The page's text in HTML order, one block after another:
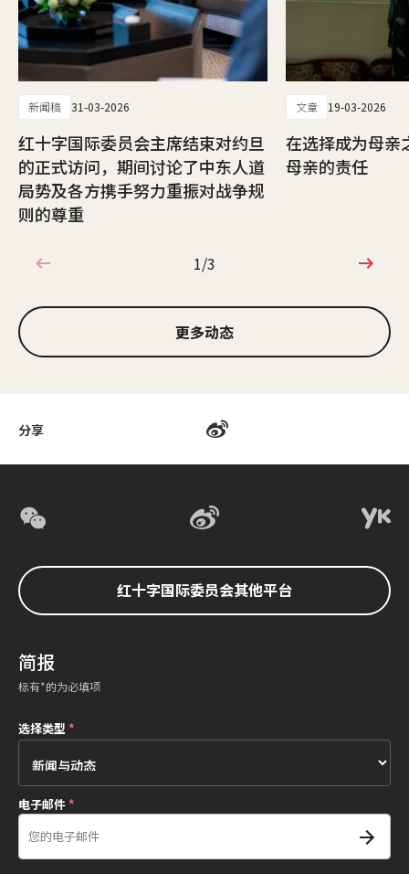
分享
新闻稿 31-03-2026
红十字国际委员会主席结束对约旦
的正式访问，期间讨论了中东人道
局势及各方携手努力重振对战争规
则的尊重
文章 19-03-2026
在选择成为母亲
母亲的责任
1/3
1/3
更多动态
红十字国际委员会其他平台
简报
标有*的为必填项
选择类型*
电子邮件*